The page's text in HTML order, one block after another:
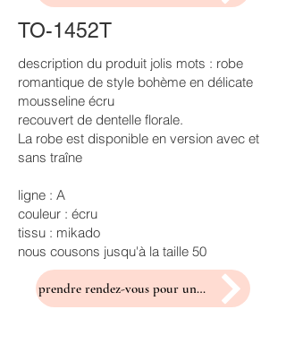
TO-1452T
description du produit jolis mots : robe
romantique de style bohème en délicate
mousseline écru
recouvert de dentelle florale.
La robe est disponible en version avec et
sans traîne
ligne : A
couleur : écru
tissu : mikado
nous cousons jusqu'à la taille 50
prendre rendez-vous pour un essayage